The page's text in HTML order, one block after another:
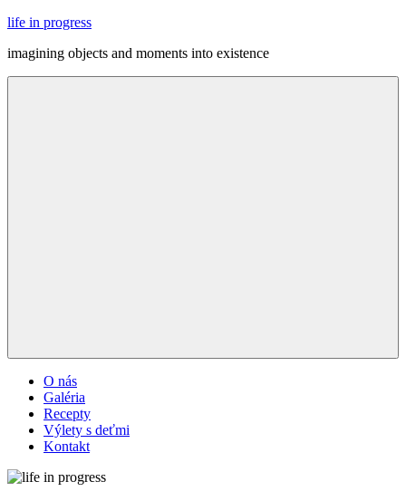
Skip
content
life in progress
imagining objects and moments into existence
O nás
Galéria
Recepty
Výlety s deťmi
Kontakt